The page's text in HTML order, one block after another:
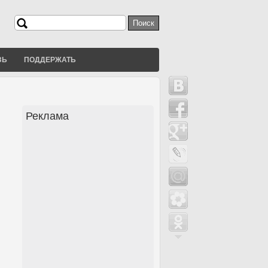
Форма поиска
Поиск
ПОДДЕРЖАТЬ
Реклама